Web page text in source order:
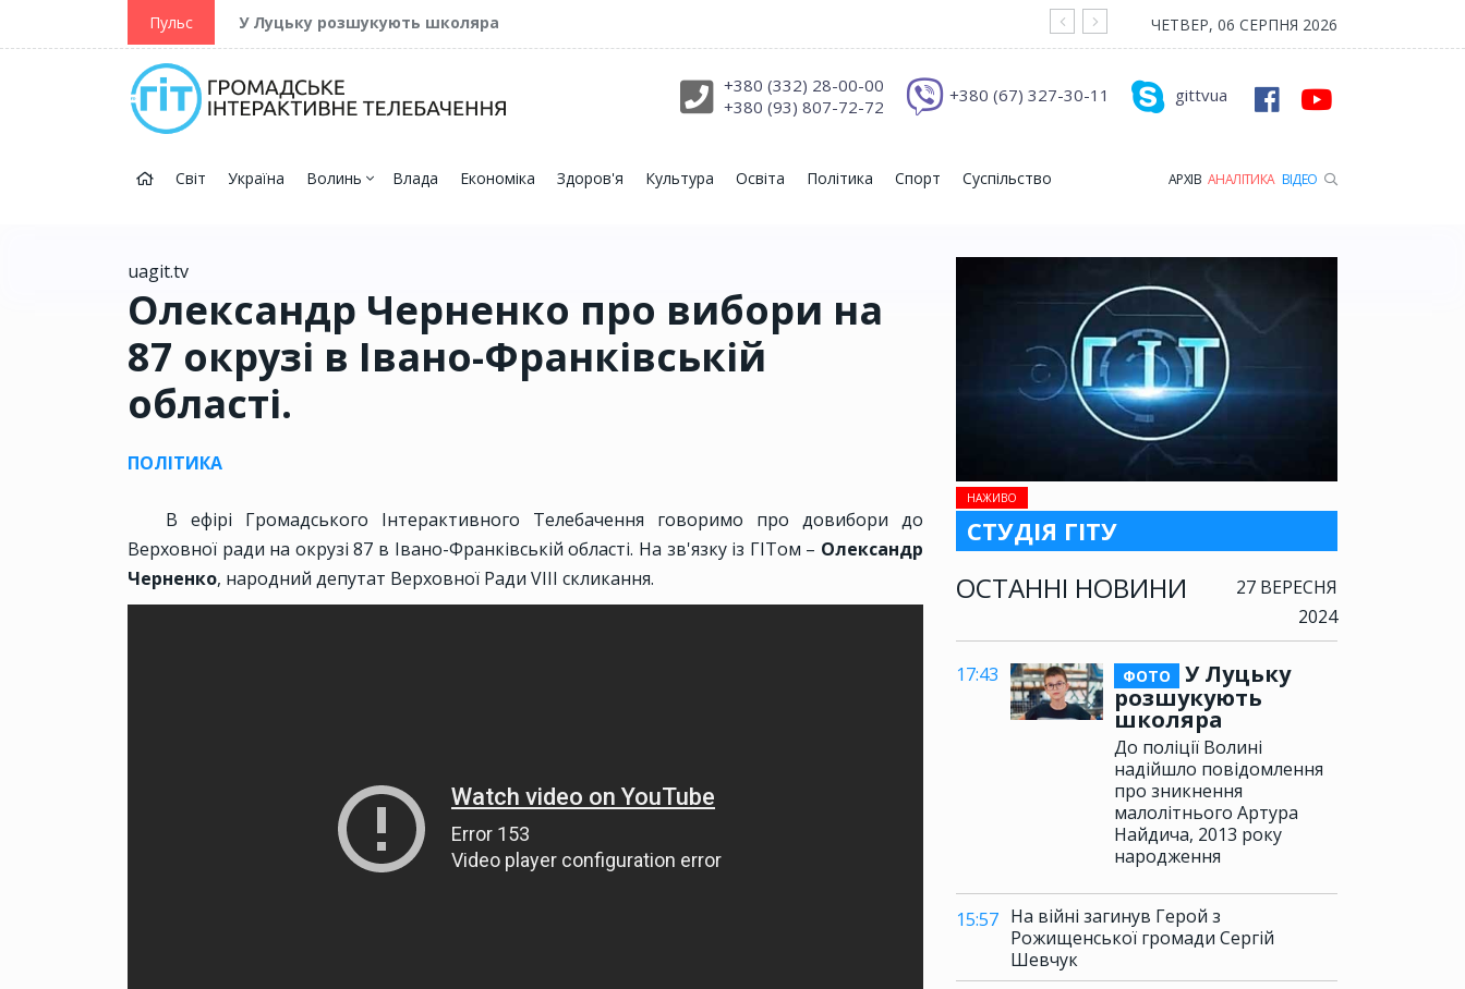
Пульс У Луцьку розшукують школяра На війні загинув Герой з Рожищенської
ЧЕТВЕР, 06 СЕРПНЯ 2026
gittvua
+380 (67) 327-30-11
+380 (332) 28-00-00
+380 (93) 807-72-72
Світ Україна Волинь Влада Економіка Здоров'я Культура Освіта Політика Спорт Суспільство АРХІВ АНАЛІТИКА ВІДЕО
НАЖИВО
СТУДІЯ ГІТУ
ОСТАННІ НОВИНИ
27 ВЕРЕСНЯ
2024
17:43 ФОТО
У Луцьку
розшукують
школяра
До поліції Волині
надійшло повідомлення
про зникнення
малолітнього Артура
Найдича, 2013 року
народження
15:57 На війні загинув Герой з
Рожищенської громади Сергій
Шевчук
uagit.tv
Олександр Черненко про вибори на
87 окрузі в Івано-Франківській
області.
ПОЛІТИКА
В ефірі Громадського Інтерактивного Телебачення говоримо про довибори до
Верховної ради на окрузі 87 в Івано-Франківській області. На зв'язку із ГІТом – Олександр
Черненко, народний депутат Верховної Ради VIII скликання.